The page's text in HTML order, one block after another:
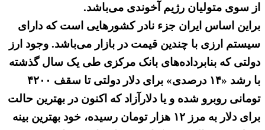
از سوی متولیان رژیم آخوندی می‌باشد.
براین اساس ایران جزء نادر کشورهایی است که دارای
سیستم ارزی با چندین قیمت در بازار می‌باشد. وجود ارز
دولتی که بنابرداده‌های بانک مرکزی طی یک سال گذشته
با رشد «۱۴ درصدی» برای دلار دولتی تا سقف ۴۲۰۰
تومانی روبرو شده و یا دلارآزاد که اکنون در بهترین حالت
برای دلار به مرز ۱۲ هزار تومان رسیده، خود بهترین بینه